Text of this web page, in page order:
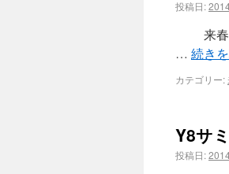
投稿日:
来春、
… 続き
カテゴリー:
Y8サ
投稿日: